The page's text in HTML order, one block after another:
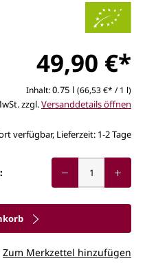
49,90 €*
Inhalt:0.75 l (66,53 €* / 1 l)
zzgl.Versanddetails öffnen
verfügbar, Lieferzeit: 1-2 Tage
Zum Merkzettel hinzufügen